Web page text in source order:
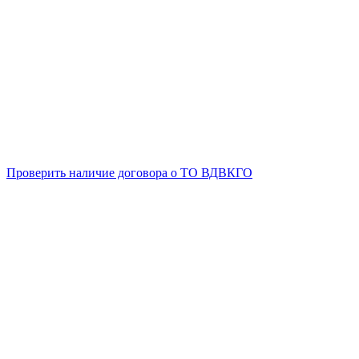
Проверить наличие договора о ТО ВДВКГО